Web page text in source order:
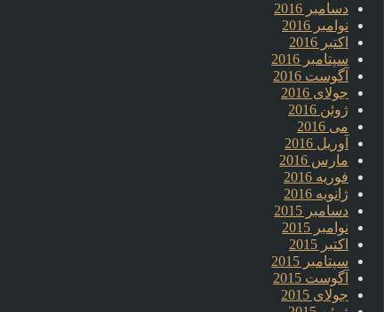
دسامبر 2016
نوامبر 2016
اکتبر 2016
سپتامبر 2016
آگوست 2016
جولای 2016
ژوئن 2016
می 2016
آوریل 2016
مارس 2016
فوریه 2016
ژانویه 2016
دسامبر 2015
نوامبر 2015
اکتبر 2015
سپتامبر 2015
آگوست 2015
جولای 2015